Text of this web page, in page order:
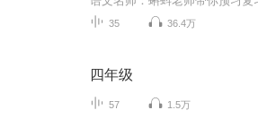
35 36.4万
四年级
57 1.5万